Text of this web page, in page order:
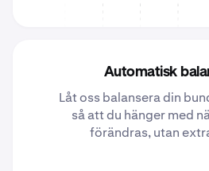
Automatisk
Låt oss balansera din
så att du hänger med
förändras, utan